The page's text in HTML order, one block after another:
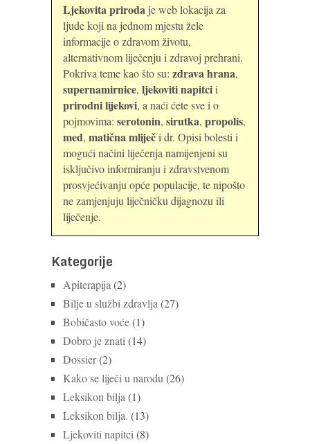
Ljekovita priroda je web lokacija za
ljude koji na jednom mjestu žele
informacije o zdravom životu,
alternativnom liječenju i zdravoj prehrani.
Pokriva teme kao što su: zdrava hrana,
supernamirnice, ljekoviti napitcii
prirodni lijekovi, a naći ćete sve i o
pojmovima: serotonin, sirutka, propolis,
med, matična mliječi dr. Opisi bolesti i
mogući načini liječenja namijenjeni su
isključivo informiranju i zdravstvenom
prosvjećivanju opće populacije, te nipošto
ne zamjenjuju liječničku dijagnozu ili
liječenje.
Kategorije
Apiterapija (2)
Bilje u službi zdravlja (27)
Bobičasto voće(1)
Dobro je znati (14)
Dossier(2)
Kako se liječi u narodu (26)
Leksikon bilja (1)
Leksikon bilja. (13)
Ljekoviti napitci (8)